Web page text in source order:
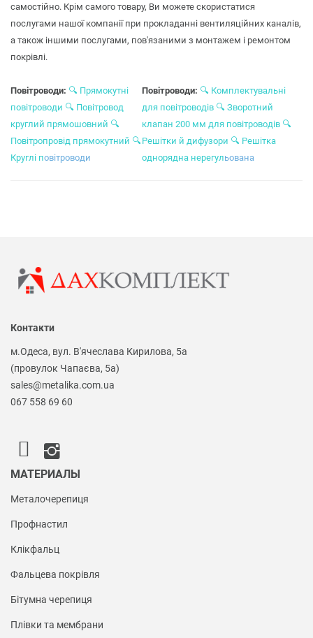
самостійно. Крім самого товару, Ви можете скористатися
послугами нашої компанії при прокладанні вентиляційних каналів,
а також іншими послугами, пов'язаними з монтажем і ремонтом
покрівлі.
Повітроводи: 🔍 Прямокутні
повітроводи 🔍 Повітровод
круглий прямошовний 🔍
Повітропровід прямокутний 🔍
Круглі повітроводи
Повітроводи: 🔍 Комплектувальні
для повітроводів 🔍 Зворотний
клапан 200 мм для повітроводів 🔍
Решітки й дифузори 🔍 Решітка
однорядна нерегульована
Контакти
м.Одеса, вул. В'ячеслава Кирилова, 5а
(провулок Чапаєва, 5а)
sales@metalika.com.ua
067 558 69 60
МАТЕРИАЛЫ
Металочерепиця
Профнастил
Клікфальц
Фальцева покрівля
Бітумна черепиця
Плівки та мембрани